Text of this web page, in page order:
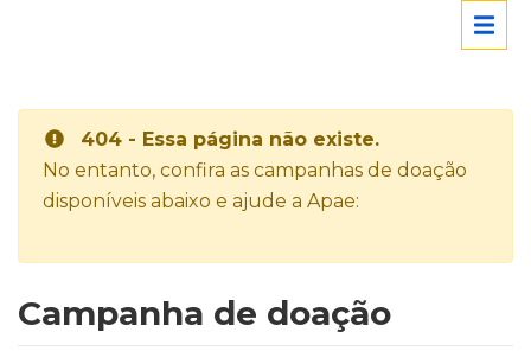
404 - Essa página não existe.
No entanto, confira as campanhas de doação
disponíveis abaixo e ajude a Apae:
Campanha de doação